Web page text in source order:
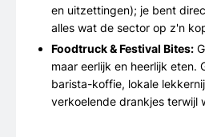
en uitzettingen); je bent
alles wat de sector op z'n
Foodtruck & Festival Bites:
maar eerlijk en heerlijk eten.
barista-koffie, lokale
verkoelende drankjes terwijl